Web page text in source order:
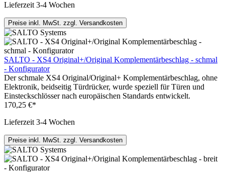
Lieferzeit 3-4 Wochen
Preise inkl. MwSt. zzgl. Versandkosten
SALTO - XS4 Original+/Original Komplementärbeschlag - schmal
- Konfigurator
Der schmale XS4 Original/Original+ Komplementärbeschlag, ohne
Elektronik, beidseitig Türdrücker, wurde speziell für Türen und
Einsteckschlösser nach europäischen Standards entwickelt.
170,25 €*
Lieferzeit 3-4 Wochen
Preise inkl. MwSt. zzgl. Versandkosten